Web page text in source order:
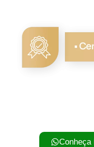
Conheça